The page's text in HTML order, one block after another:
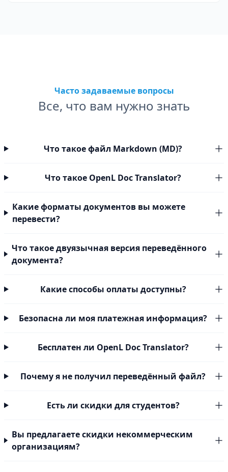
Часто задаваемые вопросы
Все, что вам нужно знать
Что такое файл Markdown (MD)?
Что такое OpenL Doc Translator?
Какие форматы документов вы можете
перевести?
Что такое двуязычная версия переведённого
документа?
Какие способы оплаты доступны?
Безопасна ли моя платежная информация?
Бесплатен ли OpenL Doc Translator?
Почему я не получил переведённый файл?
Есть ли скидки для студентов?
Вы предлагаете скидки некоммерческим
организациям?